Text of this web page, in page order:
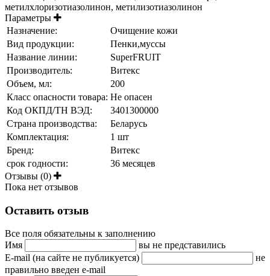
метилхлоризотиазолинон, метилизотиазолинон
Параметры
Назначение:
Очищение кожи
Вид продукции:
Пенки,муссы
Название линии:
SuperFRUIT
Производитель:
Витекс
Объем, мл:
200
Класс опасности товара: Не опасен
Код ОКПД/ТН ВЭД:
3401300000
Страна производства:
Беларусь
Комплектация:
1 шт
Бренд:
Витекс
срок годности:
36 месяцев
Отзывы (0)
Пока нет отзывов
Оставить отзыв
Все поля обязательны к заполнению
Имя
вы не представились
E-mail (на сайте не публикуется)
не
правильно введен e-mail